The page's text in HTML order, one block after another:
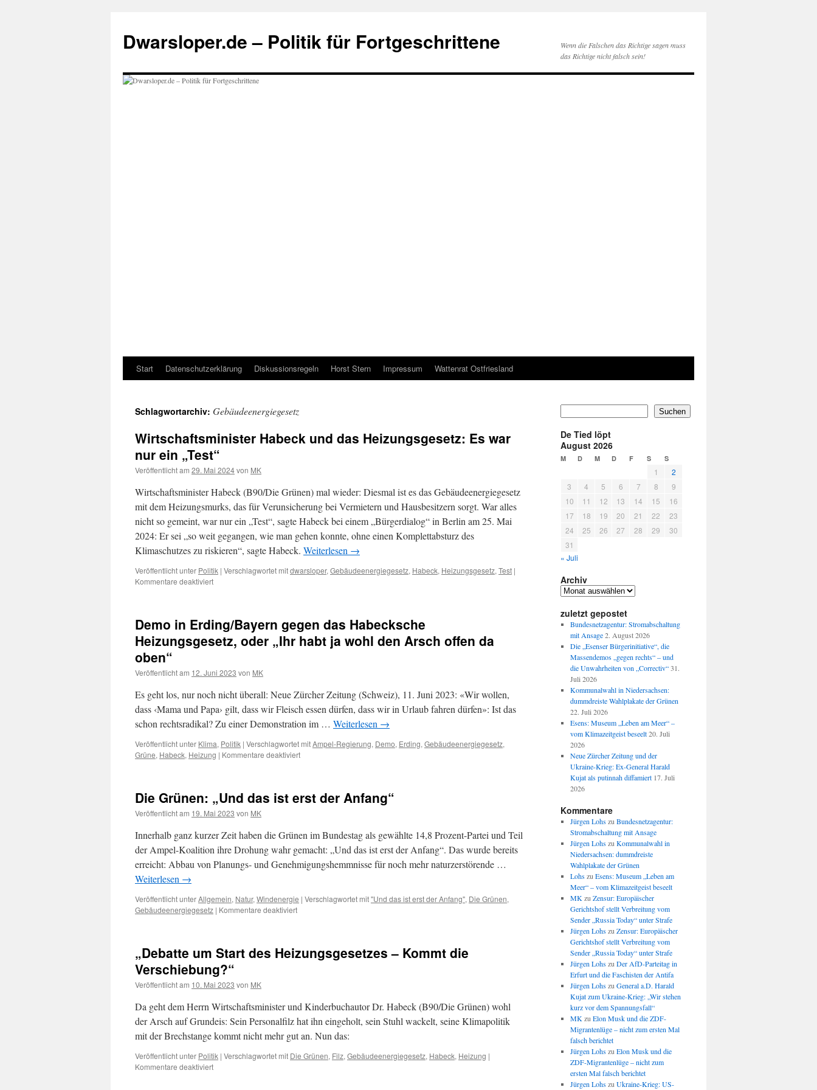
springen
Dwarsloper.de – Politik für Fortgeschrittene
Wenn die Falschen das Richtige sagen muss
das Richtige nicht falsch sein!
Start Datenschutzerklärung Diskussionsregeln Horst Stern Impressum Wattenrat Ostfriesland
Schlagwortarchiv: Gebäudeenergiegesetz
Wirtschaftsminister Habeck und das Heizungsgesetz: Es war
nur ein „Test“
Veröffentlicht am 29. Mai 2024von MK
Wirtschaftsminister Habeck (B90/Die Grünen) mal wieder: Diesmal ist es das Gebäudeenergiegesetz
mit dem Heizungsmurks, das für Verunsicherung bei Vermietern und Hausbesitzern sorgt. War alles
nicht so gemeint, war nur ein „Test“, sagte Habeck bei einem „Bürgerdialog“ in Berlin am 25. Mai
2024: Er sei „so weit gegangen, wie man gehen konnte, ohne einen Komplettabsturz des
Klimaschutzes zu riskieren“, sagte Habeck. Weiterlesen →
Veröffentlicht unter Politik | Verschlagwortet mitdwarsloper, Gebäudeenergiegesetz, Habeck, Heizungsgesetz, Test |
Kommentare deaktiviertfür
das
Heizungsgesetz:
Es
nur
ein
„Test“
Demo in Erding/Bayern gegen das Habecksche
Heizungsgesetz, oder „Ihr habt ja wohl den Arsch offen da
oben“
Veröffentlicht am 12. Juni 2023 von MK
Es geht los, nur noch nicht überall: Neue Zürcher Zeitung (Schweiz), 11. Juni 2023: «Wir wollen,
dass ‹Mama und Papa› gilt, dass wir Fleisch essen dürfen, dass wir in Urlaub fahren dürfen»: Ist das
schon rechtsradikal? Zu einer Demonstration im … Weiterlesen →
Veröffentlicht unter Klima, Politik | Verschlagwortet mitAmpel-Regierung, Demo, Erding, Gebäudeenergiegesetz,
Grüne, Habeck, Heizung | Kommentare deaktiviertfür
gegen
Heizungsgesetz,
oder
„Ihr
habt
den
Arsch
Die Grünen: „Und das ist erst der Anfang“
Veröffentlicht am 19. Mai 2023 von MK
Innerhalb ganz kurzer Zeit haben die Grünen im Bundestag als gewählte 14,8 Prozent-Partei und Teil
der Ampel-Koalition ihre Drohung wahr gemacht: „Und das ist erst der Anfang“. Das wurde bereits
erreicht: Abbau von Planungs- und Genehmigungshemmnisse für noch mehr naturzerstörende …
Weiterlesen →
Veröffentlicht unterAllgemein, Natur, Windenergie | Verschlagwortet mit"Und das ist erst der Anfang", Die Grünen,
Gebäudeenergiegesetz | Kommentare deaktiviertfür
das
„Debatte um Start des Heizungsgesetzes – Kommt die
Verschiebung?“
Veröffentlicht am 10. Mai 2023 von MK
Da geht dem Herrn Wirtschaftsminister und Kinderbuchautor Dr. Habeck (B90/Die Grünen) wohl
der Arsch auf Grundeis: Sein Personalfilz hat ihn eingeholt, sein Stuhl wackelt, seine Klimapolitik
mit der Brechstange kommt nicht mehr gut an. Nun das:
Veröffentlicht unter Politik | Verschlagwortet mit Die Grünen, Filz, Gebäudeenergiegesetz, Habeck, Heizung |
Kommentare deaktiviertfür
Suchen
De Tied löpt
August 2026
M D M D F S S
1
2
3
4 5 6 7 8
9
10
11 12 13 14 15
16
17
18 19 20 21 22
23
24
25 26 27 28 29
30
31
« Juli
Archiv
Archiv
zuletzt gepostet
Bundesnetzagentur: Stromabschaltung
mit Ansage 2. August 2026
Die „Esenser Bürgerinitiative“, die
Massendemos „gegen rechts“ – und
die Unwahrheiten von „Correctiv“ 31.
Juli 2026
Kommunalwahl in Niedersachsen:
dummdreiste Wahlplakate der Grünen
22. Juli 2026
Esens: Museum „Leben am Meer“ –
vom Klimazeitgeist beseelt 20. Juli
2026
Neue Zürcher Zeitung und der
Ukraine-Krieg: Ex-General Harald
Kujat als putinnah diffamiert 17. Juli
2026
Kommentare
Jürgen Lohszu Bundesnetzagentur:
Stromabschaltung mit Ansage
Jürgen Lohszu Kommunalwahl in
Niedersachsen: dummdreiste
Wahlplakate der Grünen
Lohszu Esens: Museum „Leben am
Meer“ – vom Klimazeitgeist beseelt
MK zu Zensur: Europäischer
Gerichtshof stellt Verbreitung vom
Sender „Russia Today“ unter Strafe
Jürgen Lohszu Zensur: Europäischer
Gerichtshof stellt Verbreitung vom
Sender „Russia Today“ unter Strafe
Jürgen Lohszu Der AfD-Parteitag in
Erfurt und die Faschisten der Antifa
Jürgen Lohszu General a.D. Harald
Kujat zum Ukraine-Krieg: „Wir stehen
kurz vor dem Spannungsfall“
MK zu Elon Musk und die ZDF-
Migrantenlüge – nicht zum ersten Mal
falsch berichtet
Jürgen Lohszu Elon Musk und die
ZDF-Migrantenlüge – nicht zum
ersten Mal falsch berichtet
Jürgen Lohszu Ukraine-Krieg: US-